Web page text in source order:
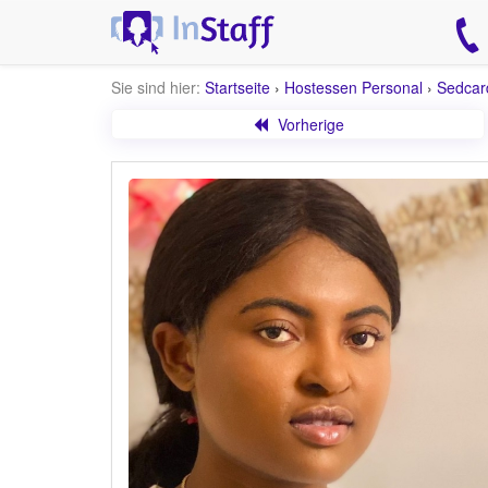
Sie sind hier: Startseite › Hostessen Personal ›
Vorherige